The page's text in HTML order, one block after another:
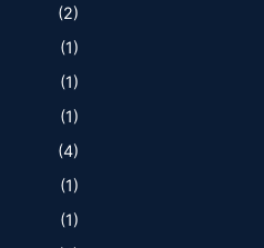
(2)
(1)
(1)
(1)
(4)
(1)
(1)